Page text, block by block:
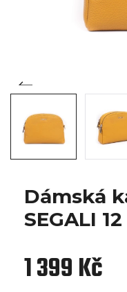
Dámská
SEGALI
1 399 Kč